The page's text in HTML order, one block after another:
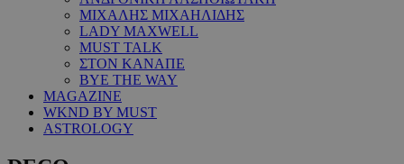
ΜΙΧΑΛΗΣ ΜΙΧΑΗΛΙΔΗΣ
LADY MAXWELL
MUST TALK
ΣΤΟΝ ΚΑΝΑΠΕ
BYE THE WAY
MAGAZINE
WKND BY MUST
ASTROLOGY